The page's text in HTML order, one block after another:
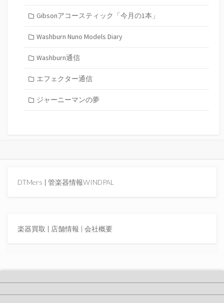
Gibsonアコースティック「今月の1本」
Washburn Nuno Models Diary
Washburn通信
エフェクター通信
ジャーニーマンの夢
DTMers | 管楽器情報WINDPAL
楽器買取 | 店舗情報 | 会社概要